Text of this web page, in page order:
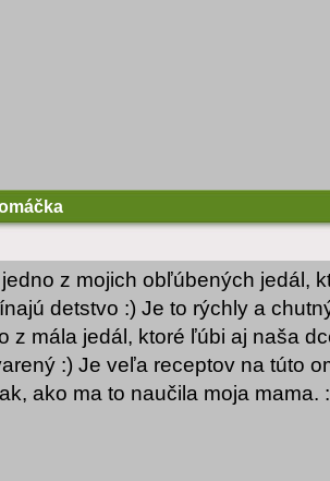
z mojich obľúbených jedál,
detstvo :) Je to rýchly a
z mála jedál, ktoré ľúbi aj naša
:) Je veľa receptov na túto
ako ma to naučila moja mama.